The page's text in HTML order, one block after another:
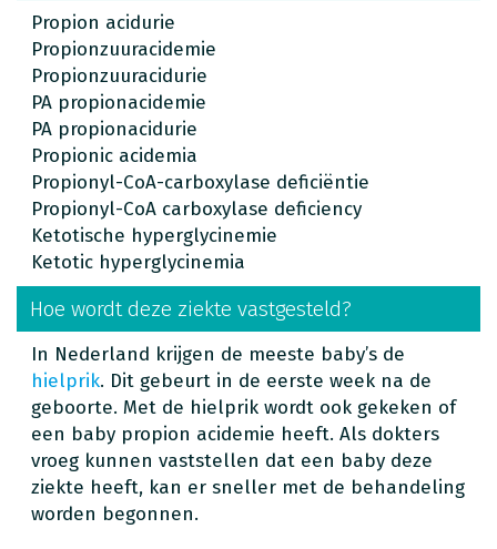
Propion acidurie
Propionzuuracidemie
Propionzuuracidurie
PA propionacidemie
PA propionacidurie
Propionic acidemia
Propionyl-CoA-carboxylase deficiëntie
Propionyl-CoA carboxylase deficiency
Ketotische hyperglycinemie
Ketotic hyperglycinemia
Hoe wordt deze ziekte vastgesteld?
In Nederland krijgen de meeste baby’s de
hielprik. Dit gebeurt in de eerste week na de
geboorte. Met de hielprik wordt ook gekeken of
een baby propion acidemie heeft. Als dokters
vroeg kunnen vaststellen dat een baby deze
ziekte heeft, kan er sneller met de behandeling
worden begonnen.